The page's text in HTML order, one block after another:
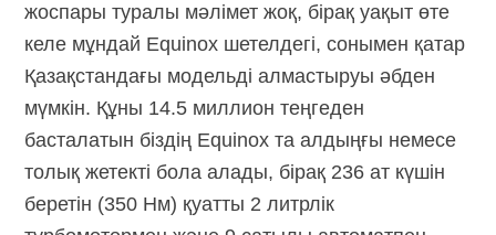
жоспары туралы мәлімет жоқ, бірақ уақыт өте
келе мұндай Equinox шетелдегі, сонымен қатар
Қазақстандағы модельді алмастыруы әбден
мүмкін. Құны 14.5 миллион теңгеден
басталатын біздің Equinox та алдыңғы немесе
толық жетекті бола алады, бірақ 236 ат күшін
беретін (350 Нм) қуатты 2 литрлік